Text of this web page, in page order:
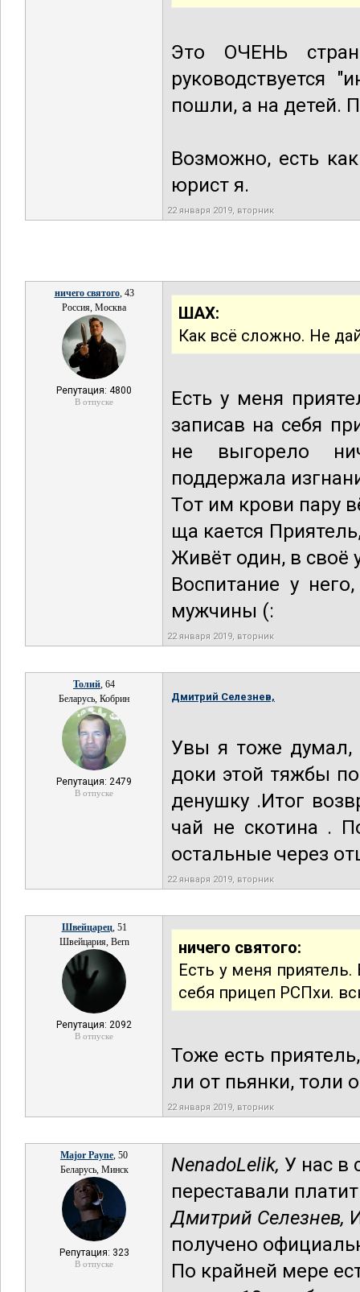
Это ОЧЕНЬ
руководствуется
пошли, а на детей.
Возможно, есть
юрист я.
22 января 2019, вторник
ничего святого, 43
Россия, Москва
Репутация: 4800
В отпуске
ШАХ:
Как всё сложно. Не
Есть у меня
записав на себя
не выгорело
поддержала
Тот им крови пару
ща кается
Живёт один, в своё
Воспитание у
мужчины (:
22 января 2019, вторник
Толий, 64
Беларусь, Кобрин
Репутация: 2479
В отпуске
Дмитрий Селезнев,
Увы я тоже думал,
доки этой тяжбы
денушку .Итог
чай не скотина .
остальные через
22 января 2019, вторник
Швейцарец, 51
Швейцария, Bern
Репутация: 2092
В отпуске
ничего святого:
Есть у меня
себя прицеп РСПхи.
Тоже есть
ли от пьянки, толи
22 января 2019, вторник
Major Payne, 50
Беларусь, Минск
Репутация: 323
В отпуске
NenadoLelik, У нас в
переставали
Дмитрий Селезнев,
получено
По крайней мере